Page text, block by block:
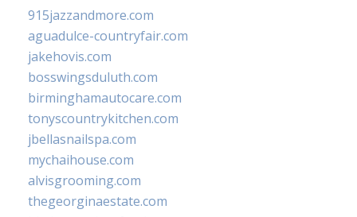
915jazzandmore.com
aguadulce-countryfair.com
jakehovis.com
bosswingsduluth.com
birminghamautocare.com
tonyscountrykitchen.com
jbellasnailspa.com
mychaihouse.com
alvisgrooming.com
thegeorginaestate.com